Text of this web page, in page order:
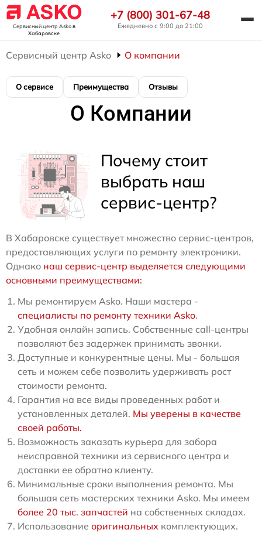
Сервисный центр Askoв
Хабаровске
+7 (800) 301-67-48
Ежедневно с 9:00 до 21:00
Сервисный центр Asko О компании
О сервисе Преимущества Отзывы
О Компании
Почему стоит
выбрать наш
сервис-центр?
В Хабаровске существует множество сервис-центров,
предоставляющих услуги по ремонту электроники.
Однако наш сервис-центр выделяется следующими
основными преимуществами:
Мы ремонтируем Asko. Наши мастера -
специалисты по ремонту техники Asko.
Удобная онлайн запись. Собственные call-центры
позволяют без задержек принимать звонки.
Доступные и конкурентные цены. Мы - большая
сеть и можем себе позволить удерживать рост
стоимости ремонта.
Гарантия на все виды проведенных работ и
установленных деталей. Мы уверены в качестве
своей работы.
Возможность заказать курьера для забора
неисправной техники из сервисного центра и
доставки ее обратно клиенту.
Минимальные сроки выполнения ремонта. Мы
большая сеть мастерских техники Asko. Мы имеем
более 20 тыс. запчастей на собственных складах.
Использование оригинальных комплектующих.